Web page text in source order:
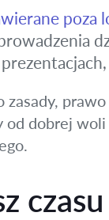
poza
zasady,
od dobrej